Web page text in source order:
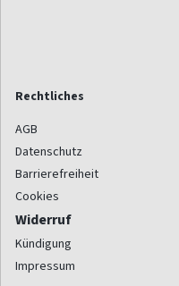
Rechtliches
AGB
Datenschutz
Barrierefreiheit
Cookies
Widerruf
Kündigung
Impressum